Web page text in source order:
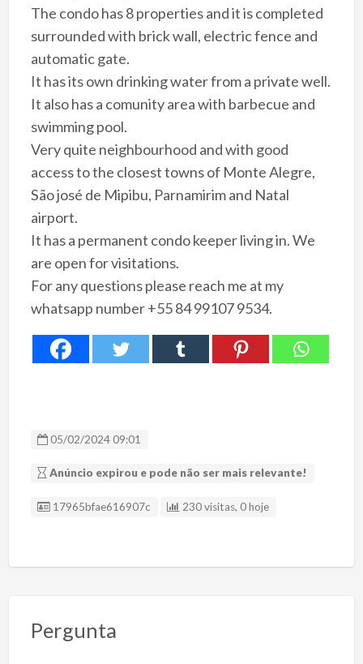
The condo has 8 properties and it is completed
surrounded with brick wall, electric fence and
automatic gate.
It has its own drinking water from a private well.
It also has a comunity area with barbecue and
swimming pool.
Very quite neighbourhood and with good
access to the closest towns of Monte Alegre,
São josé de Mipibu, Parnamirim and Natal
airport.
It has a permanent condo keeper living in. We
are open for visitations.
For any questions please reach me at my
whatsapp number +55 84 99107 9534.
05/02/2024 09:01
Anúncio expirou e pode não ser mais relevante!
ID Anúncio
17965bfae616907c 230 visitas, 0 hoje
Pergunta